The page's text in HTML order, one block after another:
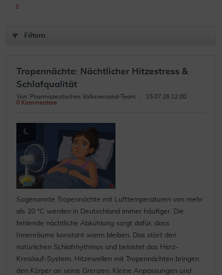
»
Filtern
Tropennächte: Nächtlicher Hitzestress &
Schlafqualität
Von: Pharmazeutisches Volksversand-Team
15.07.26 12:00
0 Kommentare
Sogenannte Tropennächte mit Lufttemperaturen von mehr
als 20 °C werden in Deutschland immer häufiger. Die
fehlende nächtliche Abkühlung sorgt dafür, dass
Innenräume konstant warm bleiben. Das stört den
natürlichen Schlafrhythmus und belastet das Herz-
Kreislauf-System. Hitzewellen mit Tropennächten bringen
den Körper an seine Grenzen. Kleine Anpassungen und